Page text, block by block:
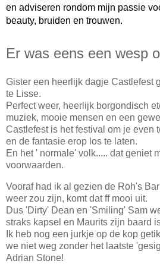
en adviseren rondom mijn passie
beauty, bruiden en trouwen.
Er was eens een wesp
Gister een heerlijk dagje Castlefest
te Lisse.
Perfect weer, heerlijk borgondisch
muziek, mooie mensen en een
Castlefest is het festival om je even
en de fantasie erop los te laten.
En het ' normale' volk..... dat geniet
voorwaarden.
Vooraf had ik al gezien de Roh's
weer zou zijn, komt dat ff mooi uit.
Dus 'Dirty' Dean en 'Smiling' Sam
straks kapsel en Maurits zijn baard
Ik heb nog een jurkje op de kop
we niet weg zonder het laatste
Adrian Stone!